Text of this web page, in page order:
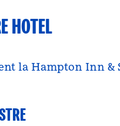
HOTEL
la Hampton Inn &